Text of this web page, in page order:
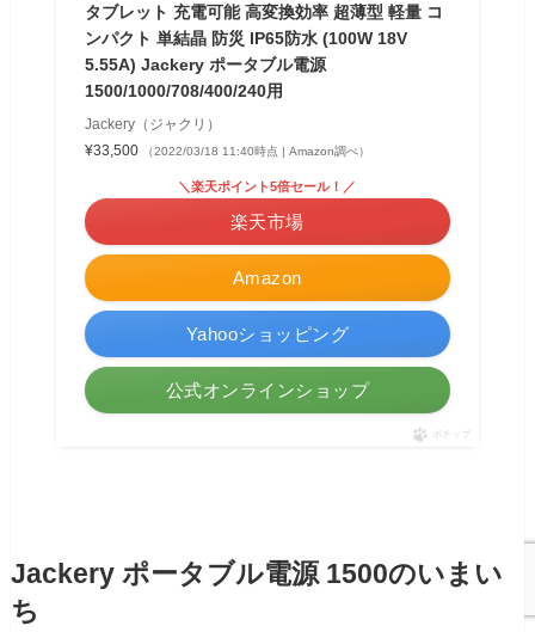
タブレット 充電可能 高変換効率 超薄型 軽量 コ
ンパクト 単結晶 防災 IP65防水 (100W 18V
5.55A) Jackery ポータブル電源
1500/1000/708/400/240用
Jackery（ジャクリ）
¥33,500
（2022/03/18 11:40時点 | Amazon調べ）
Amazon
＼楽天ポイント5倍セール！／
楽天市場
Yahooショッピング
公式オンラインショップ
ポチップ
Jackery ポータブル電源 1500のいまい
ち